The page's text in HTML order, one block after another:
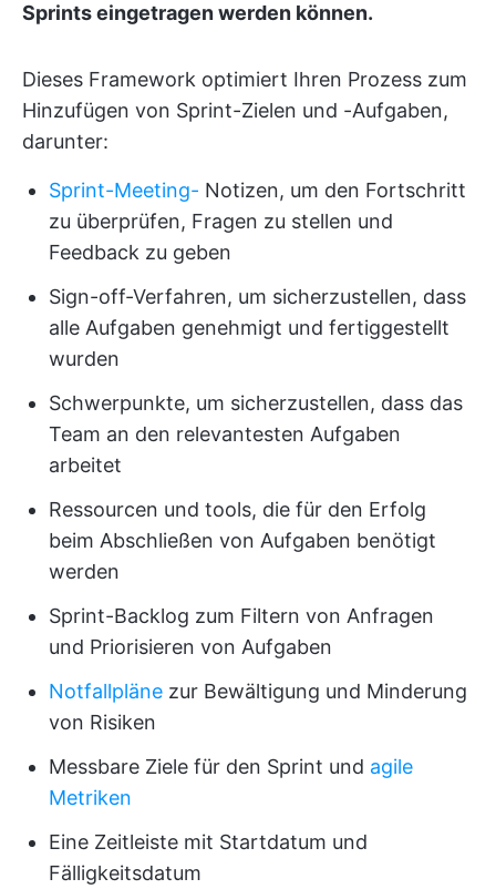
Sprints eingetragen werden können.
Dieses Framework optimiert Ihren Prozess zum
Hinzufügen von Sprint-Zielen und -Aufgaben,
darunter:
Sprint-Meeting- Notizen, um den Fortschritt
zu überprüfen, Fragen zu stellen und
Feedback zu geben
Sign-off-Verfahren, um sicherzustellen, dass
alle Aufgaben genehmigt und fertiggestellt
wurden
Schwerpunkte, um sicherzustellen, dass das
Team an den relevantesten Aufgaben
arbeitet
Ressourcen und tools, die für den Erfolg
beim Abschließen von Aufgaben benötigt
werden
Sprint-Backlog zum Filtern von Anfragen
und Priorisieren von Aufgaben
Notfallpläne zur Bewältigung und Minderung
von Risiken
Messbare Ziele für den Sprint und agile
Metriken
Eine Zeitleiste mit Startdatum und
Fälligkeitsdatum